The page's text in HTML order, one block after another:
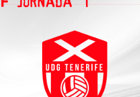
para delante y
mientras Rodri agita el
vender a Carlos Álvarez